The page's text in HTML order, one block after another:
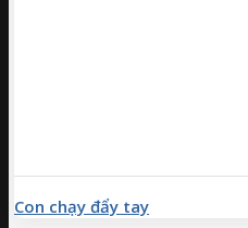
Con chạy đẩy tay